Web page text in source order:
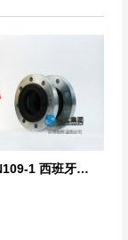
ESP EN109-1 西班牙标准橡胶膨胀节